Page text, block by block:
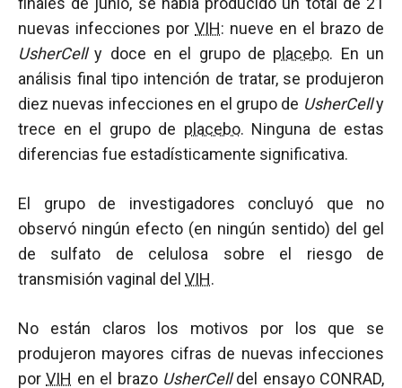
nuevas infecciones por VIH: nueve en el brazo de
UsherCelly doce en el grupo de placebo. En un
análisis final tipo intención de tratar, se produjeron
diez nuevas infecciones en el grupo de UsherCelly
trece en el grupo de placebo. Ninguna de estas
diferencias fue estadísticamente significativa.
El grupo de investigadores concluyó que no
observó ningún efecto (en ningún sentido) del gel
de sulfato de celulosa sobre el riesgo de
transmisión vaginal del VIH.
No están claros los motivos por los que se
produjeron mayores cifras de nuevas infecciones
porVIH en el brazo UsherCelldel ensayo CONRAD,